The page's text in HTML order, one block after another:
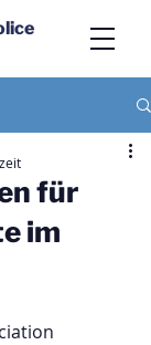
für
im